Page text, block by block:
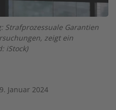
Strafprozessuale Garantien
zeigt ein
iStock)
Januar 2024